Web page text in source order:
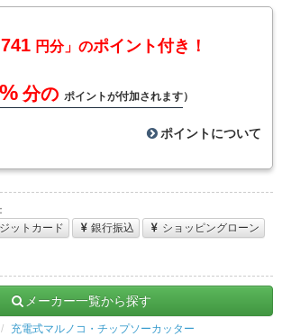
円分」のポイント付き！
分の ポイントが付加されます）
ポイントについて
ットカード 銀行振込
ショッピングローン
メーカー一覧から探す
充電式マルノコ・チップソーカッター